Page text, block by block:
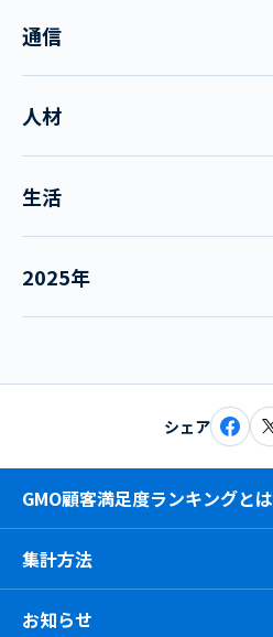
通信
人材
生活
2025年
シェア
GMO顧客満足度ランキングとは
集計方法
お知らせ